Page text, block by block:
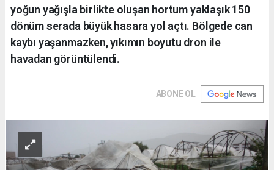
yoğun yağışla birlikte oluşan hortum yaklaşık 150
dönüm serada büyük hasara yol açtı. Bölgede can
kaybı yaşanmazken, yıkımın boyutu dron ile
havadan görüntülendi.
ABONE OL